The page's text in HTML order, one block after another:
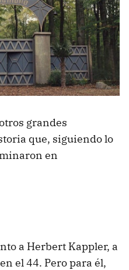
grandes
que, siguiendo lo
en
a Herbert Kappler, a
el 44. Pero para él,